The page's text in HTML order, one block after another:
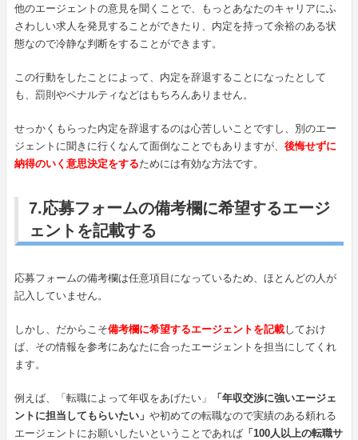
他のエージェントの意見を聞くことで、もっとあなたのキャリアにふ
さわしい求人を発見することができたり、内定を持って余裕のある状
態なので冷静な判断をすることができます。
この行動をしたことによって、内定を辞退することになったとして
も、罰則やペナルティなどはもちろんありません。
せっかくもらった内定を辞退するのは心苦しいことですし、別のエー
ジェントに聞きに行くなんて面倒なことでもありますが、 後悔せずに
納得のいく意思決定をするためには有効な方法です。
7.応募フォームの備考欄に希望するエージ
ェントを記載する
応募フォームの備考欄は任意項目になっているため、ほとんどの人が
記入していません。
しかし、だからこそ備考欄に希望するエージェントを記載しておけ
ば、その情報を参考にあなたに合ったエージェントを担当にしてくれ
ます。
例えば、「転職によって年収をあげたい」
「年収交渉に強いエージェ
ントに担当してもらいたい」 や初めての転職なので実績のある頼れる
エージェントにお願いしたいということであれば「100人以上の転職サ